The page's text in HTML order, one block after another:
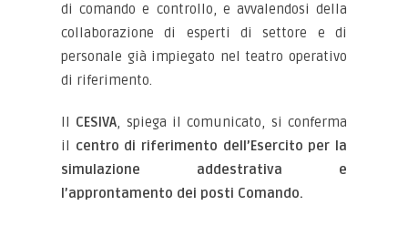
di comando e controllo, e avvalendosi della
collaborazione di esperti di settore e di
personale già impiegato nel teatro operativo
di riferimento.
Il CESIVA, spiega il comunicato, si conferma
il centro di riferimento dell’Esercito per la
simulazione addestrativa e
l’approntamento dei posti Comando.